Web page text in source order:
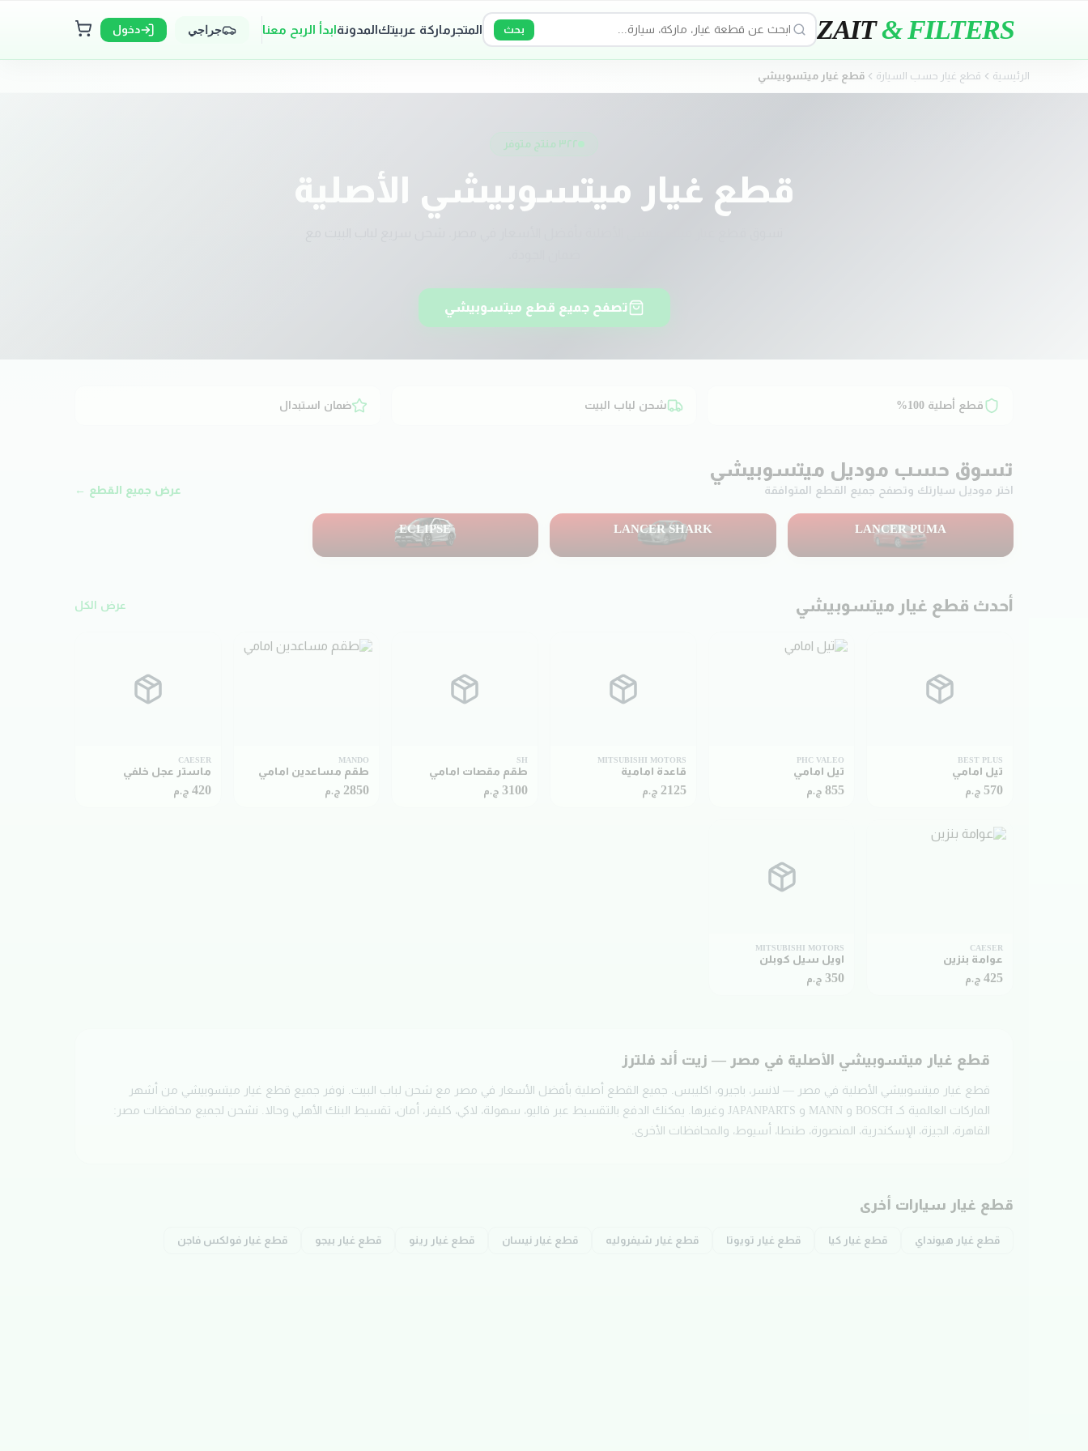
ZAIT& FILTERS بحث المتجر ماركة عربيتكالمدونةابدأ الربح معنا جراجي دخول
الرئيسية قطع غيار حسب السيارة قطع غيار ميتسوبيشي
٣٢٢ منتج متوفر
قطع غيار ميتسوبيشي الأصلية
تصفح جميع قطع ميتسوبيشي
قطع أصلية 100% شحن لباب البيت ضمان استبدال
تسوق حسب موديل ميتسوبيشي
اختر موديل سيارتك وتصفح جميع القطع المتوافقة عرض جميع القطع ←
LANCER PUMA
202
LANCER SHARK
منتج
ECLIPSE
1منتج
أحدث قطع غيار ميتسوبيشي عرض الكل
BEST PLUS
تيل امامي
570 ج.م
PHC VALEO
تيل امامي
855 ج.م
MITSUBISHI MOTORS
قاعدة امامية
2125 ج.م
SH
طقم مقصات امامي
3100 ج.م
MANDO
طقم مساعدين امامي
2850 ج.م
CAESER
ماستر عجل خلفي
420 ج.م
CAESER
عوامة بنزين
425 ج.م
MITSUBISHI MOTORS
اويل سيل كوبلن
350 ج.م
قطع غيار ميتسوبيشي الأصلية في مصر — زيت أند فلترز
قطع غيار ميتسوبيشي الأصلية في مصر — لانسر، باجيرو، اكليبس. جميع القطع أصلية بأفضل الأسعار في مصر مع شحن لباب البيت. نوفر جميع قطع غيار ميتسوبيشي من أشهر
الماركات العالمية كـ BOSCH و MANN و JAPANPARTS وغيرها.
يمكنك الدفع بالتقسيط عبر فاليو، سهولة، لاكي، كليفر، أمان، تقسيط البنك الأهلي وحالا.
نشحن لجميع محافظات مصر:
القاهرة، الجيزة، الإسكندرية، المنصورة، طنطا، أسيوط، والمحافظات الأخرى.
قطع غيار سيارات أخرى
قطع غيار هيونداي قطع غيار كيا قطع غيار تويوتا قطع غيار شيفروليه قطع غيار نيسان قطع غيار رينو قطع غيار بيجو قطع غيار فولكس فاجن